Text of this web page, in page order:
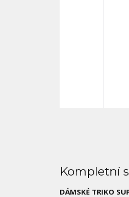
Kompletní
DÁMSKÉ TRIKO